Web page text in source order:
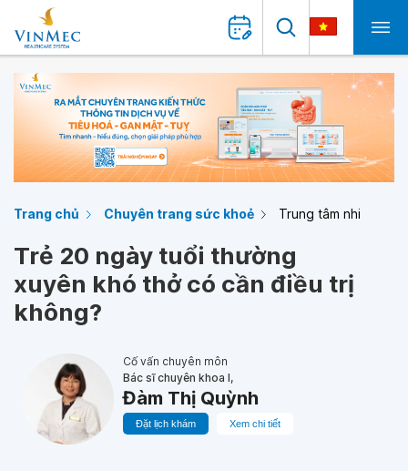
Trang chủ Chuyên trang sức khoẻ Trung tâm nhi
Trẻ 20 ngày tuổi thường
xuyên khó thở có cần điều trị
không?
Cố vấn chuyên môn
Bác sĩ chuyên khoa I,
Đàm Thị Quỳnh
Đặt lịch khám Xem chi tiết